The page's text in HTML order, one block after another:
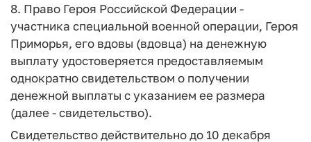
8. Право Героя Российской Федерации -
участника специальной военной операции, Героя
Приморья, его вдовы (вдовца) на денежную
выплату удостоверяется предоставляемым
однократно свидетельством о получении
денежной выплаты с указанием ее размера
(далее - свидетельство).
Свидетельство действительно до 10 декабря